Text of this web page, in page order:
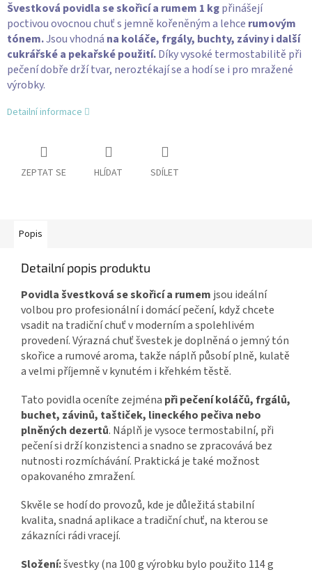
Švestková povidla se skořicí a rumem 1 kgpřinášejí
poctivou ovocnou chuť s jemně kořeněným a lehce rumovým
tónem.Jsou vhodná na koláče,frgály, buchty, záviny i další
cukrářské a pekařské použití.Díky vysoké termostabilitě při
pečení dobře drží tvar, neroztékají se a hodí se i pro mražené
výrobky.
Detailní informace
ZEPTAT SE HLÍDAT SDÍLET
Popis
Detailní popis produktu
Povidla švestková se skořicí a rumem jsou ideální
volbou pro profesionální i domácí pečení, když chcete
vsadit na tradiční chuť v moderním a spolehlivém
provedení. Výrazná chuť švestek je doplněná o jemný tón
skořice a rumové aroma, takže náplň působí plně, kulatě
a velmi příjemně v kynutém i křehkém těstě.
Tato povidla oceníte zejména při pečení koláčů, frgálů,
buchet, závinů, taštiček, lineckého pečiva nebo
plněných dezertů. Náplň je vysoce termostabilní, při
pečení si drží konzistenci a snadno se zpracovává bez
nutnosti rozmíchávání. Praktická je také možnost
opakovaného zmražení.
Skvěle se hodí do provozů, kde je důležitá stabilní
kvalita, snadná aplikace a tradiční chuť, na kterou se
zákazníci rádi vracejí.
Složení:švestky (na 100 g výrobku bylo použito 114 g